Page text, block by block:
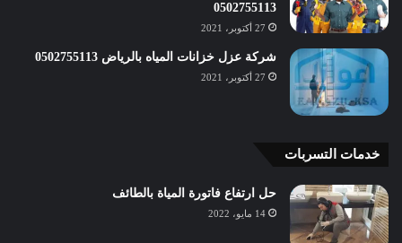
0502755113
27 أكتوبر، 2021
شركة عزل خزانات المياه بالرياض 0502755113
27 أكتوبر، 2021
خدمات التسربات
حل ارتفاع فاتورة المياة بالطائف
14 مايو، 2022